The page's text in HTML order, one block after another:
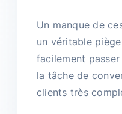
Un manque de
un véritable
facilement
la tâche de
clients très